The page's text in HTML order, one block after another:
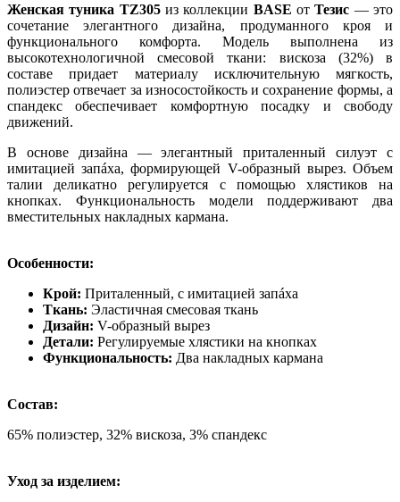
Женская туника TZ305из коллекции BASE отТезис — это
сочетание элегантного дизайна, продуманного кроя и
функционального комфорта. Модель выполнена из
высокотехнологичной смесовой ткани: вискоза (32%) в
составе придает материалу исключительную мягкость,
полиэстер отвечает за износостойкость и сохранение формы, а
спандекс обеспечивает комфортную посадку и свободу
движений.
В основе дизайна — элегантный приталенный силуэт с
имитацией запáха, формирующей V-образный вырез. Объем
талии деликатно регулируется с помощью хлястиков на
кнопках. Функциональность модели поддерживают два
вместительных накладных кармана.
Особенности:
Крой: Приталенный, с имитацией запáха
Ткань: Эластичная смесовая ткань
Дизайн: V-образный вырез
Детали: Регулируемые хлястики на кнопках
Функциональность: Два накладных кармана
Состав:
65% полиэстер, 32% вискоза, 3% спандекс
Уход за изделием: